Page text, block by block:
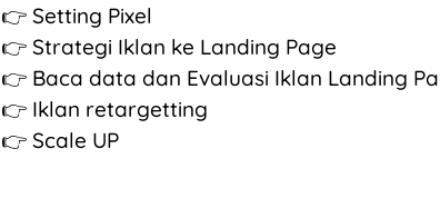
👉 Setting Pixel
👉 Strategi Iklan ke Landing Page
👉 Baca data dan Evaluasi Iklan Landing
👉 Iklan retargetting
👉 Scale UP